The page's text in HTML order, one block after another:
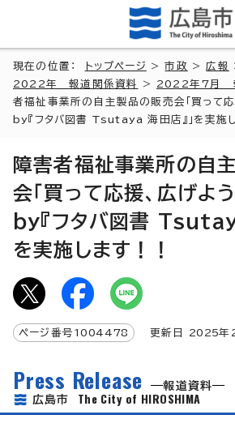
現在の位置： トップページ >市政 >広報
2022年 報道関係資料
> 2022年7月
者福祉事業所の自主製品の販売会「買って
by『フタバ図書 Tsutaya 海田店』」を実施
障害者福祉事業所の自
会「買って応援、広げよ
by『フタバ図書
を実施します！！
ページ番号 1004478 更新日 2025年
Press Release
報道資料
広島市 The City of HIROSHIMA